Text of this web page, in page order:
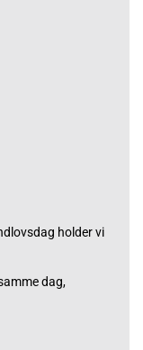
holder vi
dag,